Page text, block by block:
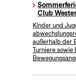
Club
Kinder und
außerhalb der
Turniere